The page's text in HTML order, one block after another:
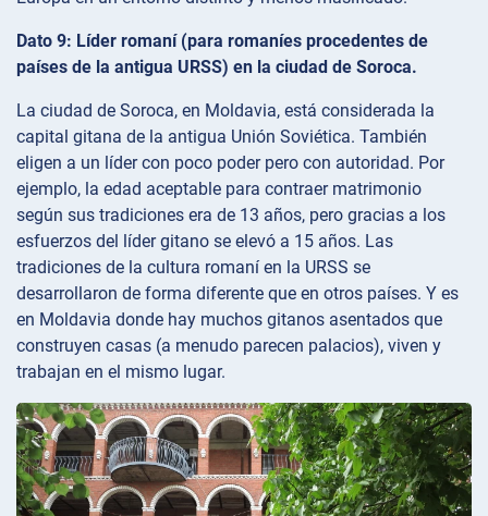
Dato 9: Líder romaní (para romaníes procedentes de
países de la antigua URSS) en la ciudad de Soroсa.
La ciudad de Soroca, en Moldavia, está considerada la
capital gitana de la antigua Unión Soviética. También
eligen a un líder con poco poder pero con autoridad. Por
ejemplo, la edad aceptable para contraer matrimonio
según sus tradiciones era de 13 años, pero gracias a los
esfuerzos del líder gitano se elevó a 15 años. Las
tradiciones de la cultura romaní en la URSS se
desarrollaron de forma diferente que en otros países. Y es
en Moldavia donde hay muchos gitanos asentados que
construyen casas (a menudo parecen palacios), viven y
trabajan en el mismo lugar.